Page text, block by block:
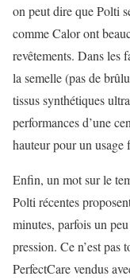
on peut dire que Polti
comme Calor ont
revêtements. Dans les
la semelle (pas de
tissus synthétiques
performances d’une
hauteur pour un
Enfin, un mot sur le
Polti récentes
minutes, parfois un
pression. Ce n’est pas
PerfectCare vendus